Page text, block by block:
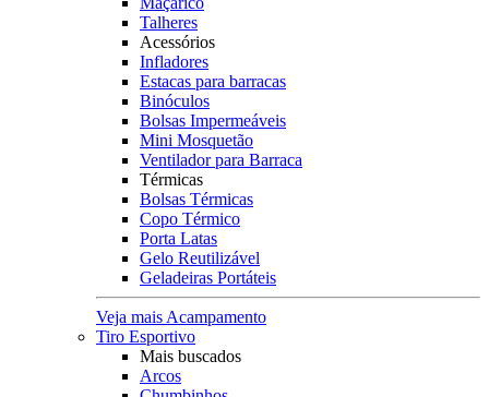
Talheres
Acessórios
Infladores
Estacas para barracas
Binóculos
Bolsas Impermeáveis
Mini Mosquetão
Ventilador para Barraca
Térmicas
Bolsas Térmicas
Copo Térmico
Porta Latas
Gelo Reutilizável
Geladeiras Portáteis
Veja mais Acampamento
Tiro Esportivo
Mais buscados
Arcos